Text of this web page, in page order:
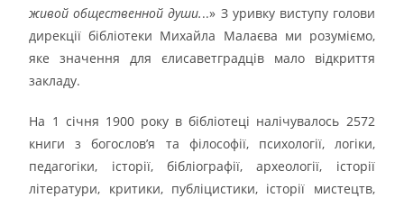
живой общественной души...» З уривку виступу голови
дирекції бібліотеки Михайла Малаєва ми розуміємо,
яке значення для єлисаветградців мало відкриття
закладу.
На 1 січня 1900 року в бібліотеці налічувалось 2572
книги з богослов’я та філософії, психології, логіки,
педагогіки, історії, бібліографії, археології, історії
літератури, критики, публіцистики, історії мистецтв,